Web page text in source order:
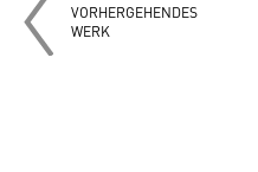
VORHERGEHENDES
WERK